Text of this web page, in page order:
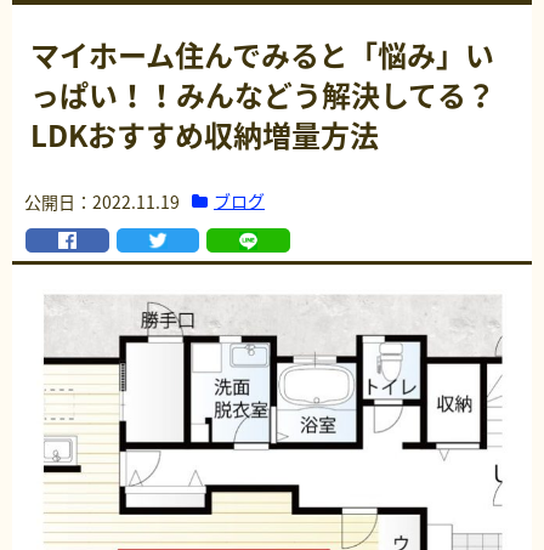
マイホーム住んでみると「悩み」い
っぱい！！みんなどう解決してる？
LDKおすすめ収納増量方法
公開日：2022.11.19 ブログ